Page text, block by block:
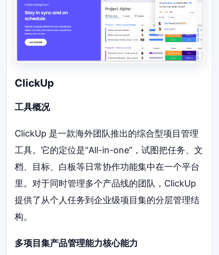
ClickUp
工具概况
ClickUp 是一款海外团队推出的综合型项目管理
工具。它的定位是“All-in-one”，试图把任务、文
档、目标、白板等日常协作功能集中在一个平台
里。对于同时管理多个产品线的团队，ClickUp
提供了从个人任务到企业级项目集的分层管理结
构。
多项目集产品管理能力核心能力